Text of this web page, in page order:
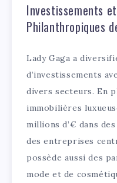
Investissements
Philanthropiques
Lady Gaga a
d’investissements
divers secteurs. En
immobilières
millions d’€ dans
des entreprises
possède aussi des
mode et de